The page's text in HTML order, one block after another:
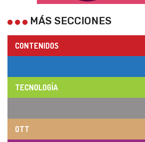
MÁS SECCIONES
CONTENIDOS
TECNOLOGÍA
OTT